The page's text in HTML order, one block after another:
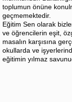
toplumun önüne
geçmemektedir.
Eğitim Sen olarak
ve öğrencilerin eşit,
masalın karşısına
okullarda ve
eğitimin yılmaz